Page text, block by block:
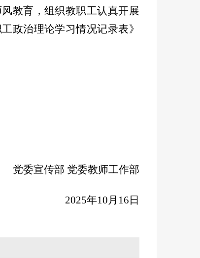
教育，组织教职工认真开展
政治理论学习情况记录表》
党委宣传部 党委教师工作部
2025年10月16日